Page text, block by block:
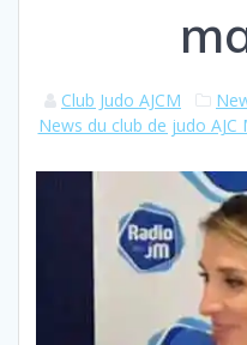
Club Judo AJCM
News du club de judo AJC